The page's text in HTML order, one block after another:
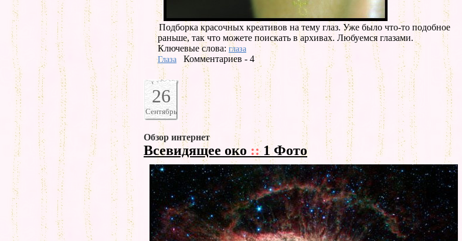
Подборка красочных креативов на тему глаз. Уже было что-то подобное
раньше, так что можете поискать в архивах. Любуемся глазами.
Ключевые слова: глаза
Глаза
Комментариев - 4
26
Сентябрь
Обзор интернет
Всевидящее око ::1 Фото